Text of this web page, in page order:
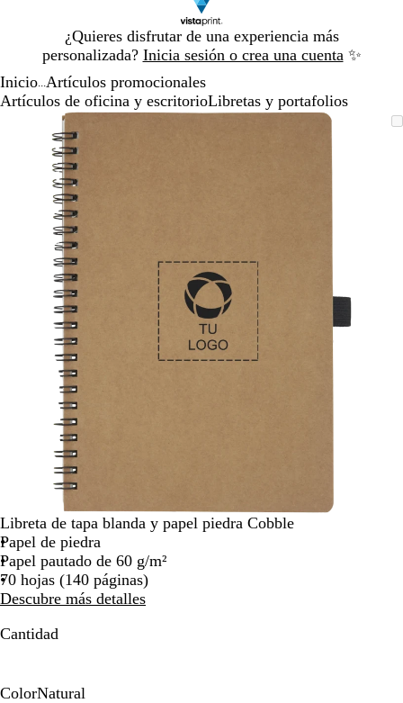
¿Quieres disfrutar de una experiencia más
personalizada? Inicia sesión o crea una cuenta ✨
1
Inicio Artículos promocionales
Artículos de oficina y escritorioLibretas y portafolios
Imagen
Acercado
Haz
Utiliza
ampliar
y
alejar
y
las
flechas
Diapositiva
Libreta de tapa blanda y papel piedra Cobble
Papel de piedra
Papel pautado de 60 g/m²
70 hojas (140 páginas)
Descubre más detalles
Cantidad
ColorNatural